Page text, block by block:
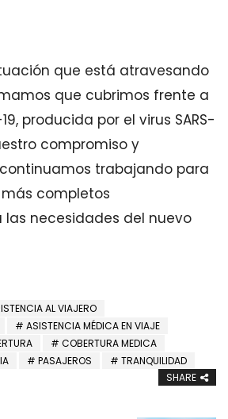
que está atravesando
que cubrimos frente a
producida por el virus SARS-
compromiso y
trabajando para
completos
necesidades del nuevo
AL VIAJERO
ASISTENCIA MÉDICA EN VIAJE
COBERTURA MEDICA
PASAJEROS
TRANQUILIDAD
SHARE